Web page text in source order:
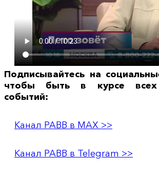
Подписывайтесь на
чтобы быть в курсе всех
событий:
Канал РАВВ в MAX >>
Канал РАВВ в Telegram >>